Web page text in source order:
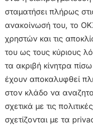
σταματήσει πλήρως
ανακοίνωσή του, το
χρηστών και τις
του ως τους κύριους
τα ακριβή κίνητρα
έχουν αποκαλυφθεί
στον κλάδο να
σχετικά με τις
σχετίζονται με τα